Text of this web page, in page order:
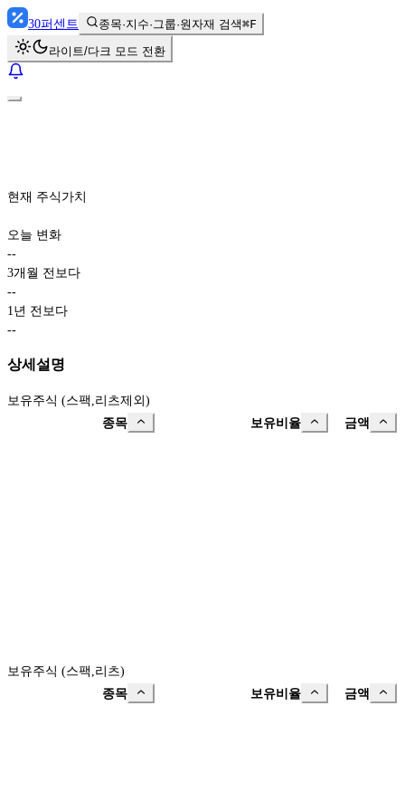
30퍼센트 종목·지수·그룹·원자재 검색⌘F
라이트/다크 모드 전환
현재 주식가치
오늘 변화
--
3개월 전보다
--
1년 전보다
--
상세설명
보유주식 (스팩,리츠제외)
종목
보유비율 금액
보유주식 (스팩,리츠)
종목
보유비율 금액